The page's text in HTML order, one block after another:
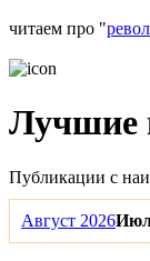
читаем про "
Лучшие
Публикации с
Август 2026